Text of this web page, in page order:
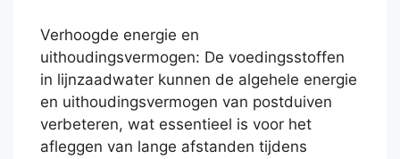
Verhoogde energie en
uithoudingsvermogen: De voedingsstoffen
in lijnzaadwater kunnen de algehele energie
en uithoudingsvermogen van postduiven
verbeteren, wat essentieel is voor het
afleggen van lange afstanden tijdens